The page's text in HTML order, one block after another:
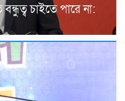
বন্ধুত্ব চাইতে পারে না: